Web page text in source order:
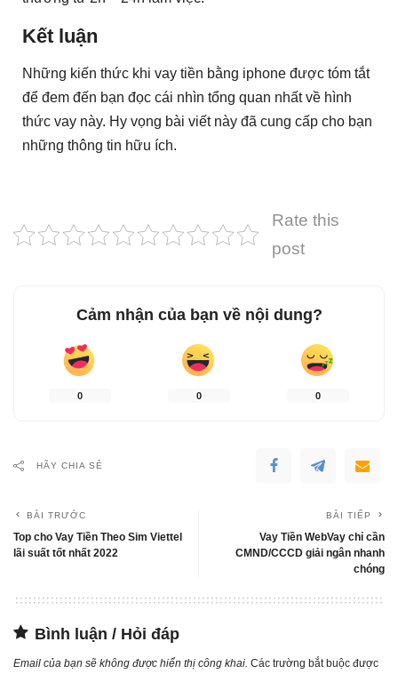
Kết luận
Những kiến thức khi vay tiền bằng iphone được tóm tắt
để đem đến bạn đọc cái nhìn tổng quan nhất về hình
thức vay này. Hy vọng bài viết này đã cung cấp cho bạn
những thông tin hữu ích.
Rate this
post
Cảm nhận của bạn về nội dung?
0 0 0
HÃY CHIA SẺ
BÀI TRƯỚC
Top cho Vay Tiền Theo Sim Viettel
lãi suất tốt nhất 2022
BÀI TIẾP
Vay Tiền WebVay chỉ cần
CMND/CCCD giải ngân nhanh
chóng
Bình luận / Hỏi đáp
Email của bạn sẽ không được hiển thị công khai. Các trường bắt buộc được